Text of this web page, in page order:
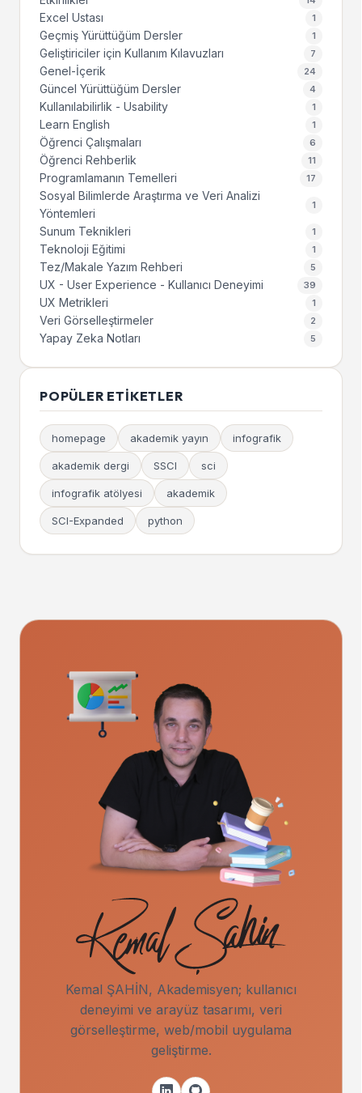
Excel Ustası 1
Geçmiş Yürüttüğüm Dersler 1
Geliştiriciler için Kullanım Kılavuzları 7
Genel-İçerik 24
Güncel Yürüttüğüm Dersler 4
Kullanılabilirlik - Usability 1
Learn English 1
Öğrenci Çalışmaları 6
Öğrenci Rehberlik 11
Programlamanın Temelleri 17
Sosyal Bilimlerde Araştırma ve Veri Analizi
Yöntemleri
1
Sunum Teknikleri 1
Teknoloji Eğitimi 1
Tez/Makale Yazım Rehberi 5
UX - User Experience - Kullanıcı Deneyimi 39
UX Metrikleri 1
Veri Görselleştirmeler 2
Yapay Zeka Notları 5
POPÜLER ETIKETLER
homepage akademik yayın infografik
akademik dergi SSCI sci
infografik atölyesi akademik
SCI-Expanded python
Kemal ŞAHİN, Akademisyen; kullanıcı
deneyimi ve arayüz tasarımı, veri
görselleştirme, web/mobil uygulama
geliştirme.